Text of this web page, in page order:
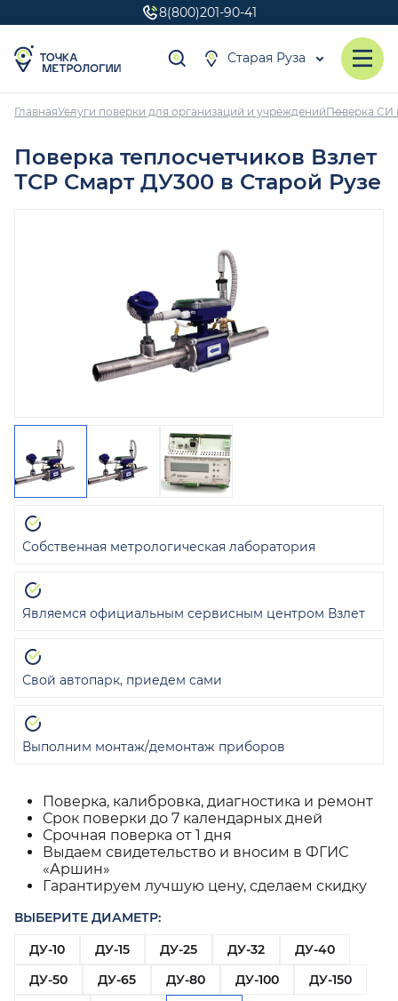
8(800)201-90-41
Старая Руза
ГлавнаяУслуги поверки для организаций и учрежденийПоверка СИ
Поверка теплосчетчиков Взлет
ТСР Смарт ДУ300 в Старой Рузе
Поверка, калибровка, диагностика и ремонт
Срок поверки до 7 календарных дней
Срочная поверка от 1 дня
Выдаем свидетельство и вносим в ФГИС
«Аршин»
Гарантируем лучшую цену, сделаем скидку
ВЫБЕРИТЕ ДИАМЕТР:
ДУ-10
ДУ-15 ДУ-25 ДУ-32
ДУ-40
ДУ-50
ДУ-65 ДУ-80 ДУ-100
ДУ-150
Собственная метрологическая лаборатория
Являемся официальным сервисным центром Взлет
Свой автопарк, приедем сами
Выполним монтаж/демонтаж приборов